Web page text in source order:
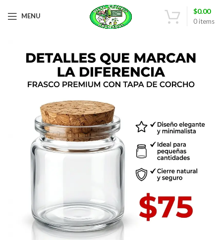
MENU
0items
$0.00